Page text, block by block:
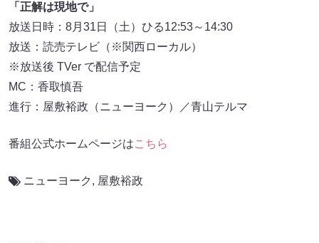
「正解は現地で」
放送日時：8月31日（土）ひる12:53～14:30
放送：読売テレビ（※関西ローカル）
※放送後 TVer で配信予定
MC：香取慎吾
進行：屋敷裕政（ニューヨーク）／青山テルマ
番組公式ホームページはこちら
ニューヨーク , 屋敷裕政